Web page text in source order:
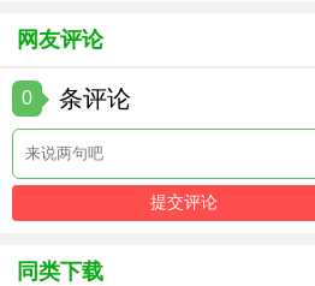
网友评论
0 条评论
同类下载